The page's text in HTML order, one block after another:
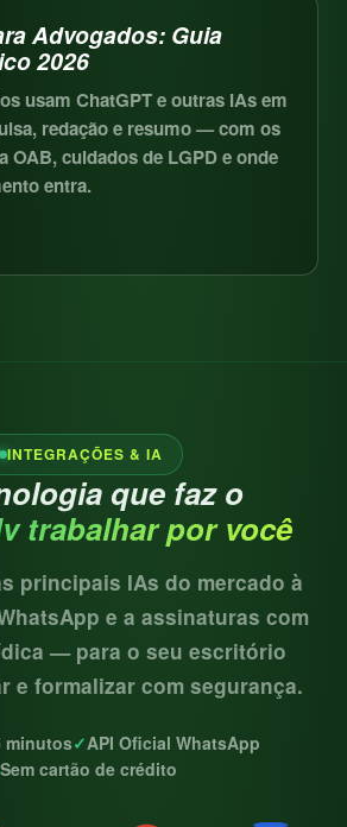
Advogados: Guia
2026
usam ChatGPT e outras IAs em
redação e resumo — com os
OAB, cuidados de LGPD e onde
entra.
INTEGRAÇÕES & IA
que faz o
trabalhar por você
principais IAs do mercado à
e a assinaturas com
— para o seu escritório
e formalizar com segurança.
minutos✓API Oficial WhatsApp
Sem cartão de crédito